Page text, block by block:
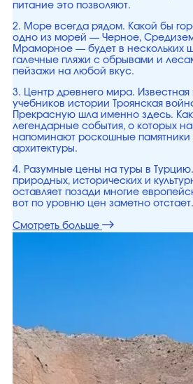
питание это позволяют.
2. Море всегда рядом. Какой бы
одно из морей — Черное,
Мраморное — будет в нескольких
галечные пляжи с обрывами и
пейзажи на любой вкус.
3. Центр древнего мира. Известная
учебников истории Троянская
Прекрасную шла именно здесь.
легендарные события, о которых
напоминают роскошные памятники
архитектуры.
4. Разумные цены на туры в
природных, исторических и
оставляет позади многие
вот по уровню цен заметно отстает.
Смотреть больше